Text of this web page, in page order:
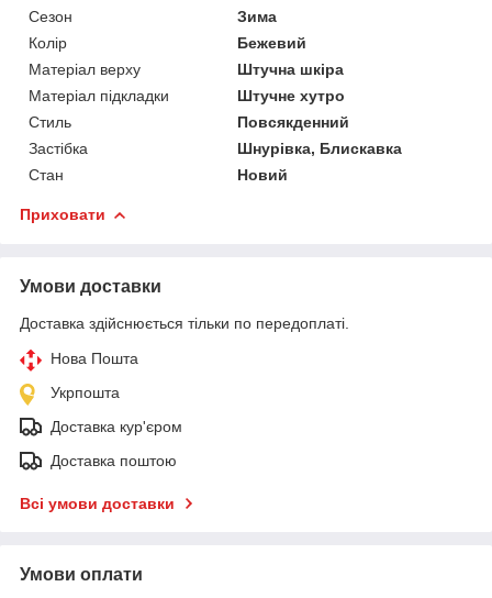
Сезон
Зима
Колір
Бежевий
Матеріал верху
Штучна шкіра
Матеріал підкладки
Штучне хутро
Стиль
Повсякденний
Застібка
Шнурівка, Блискавка
Стан
Новий
Приховати
Умови доставки
Доставка здійснюється тільки по передоплаті.
Нова Пошта
Укрпошта
Доставка кур'єром
Доставка поштою
Всі умови доставки
Умови оплати